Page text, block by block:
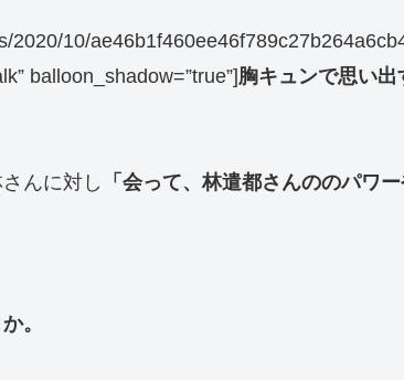
10/
balloon_shadow=”true”]胸キュンで思い出
んに対し
「会って、林遣都さんののパワ
。